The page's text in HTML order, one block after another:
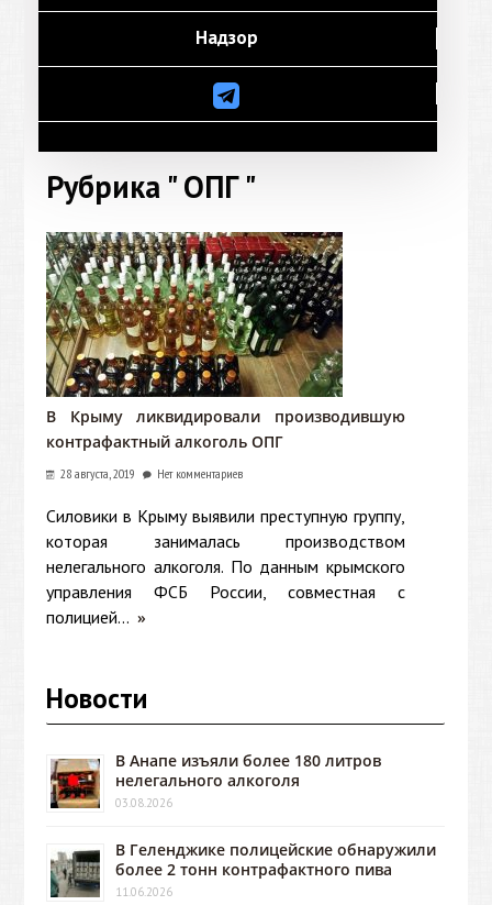
Надзор
Рубрика " ОПГ "
В Крыму ликвидировали производившую
контрафактный алкоголь ОПГ
28 августа, 2019 Нет комментариев
Силовики в Крыму выявили преступную группу,
которая занималась производством
нелегального алкоголя. По данным крымского
управления ФСБ России, совместная с
полицией... »
Новости
В Анапе изъяли более 180 литров
нелегального алкоголя
03.08.2026
В Геленджике полицейские обнаружили
более 2 тонн контрафактного пива
11.06.2026